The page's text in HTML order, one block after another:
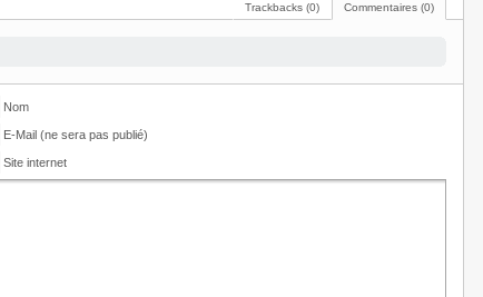
Commentaires (0)
Trackbacks (0)
Nom
E-Mail (ne sera pas publié)
Site internet